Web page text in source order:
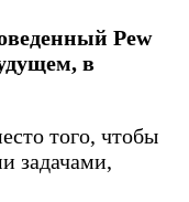
Pew
в
того, чтобы
задачами,